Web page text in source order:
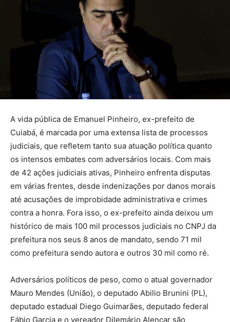
A vida pública de Emanuel Pinheiro, ex-prefeito de
Cuiabá, é marcada por uma extensa lista de processos
judiciais, que refletem tanto sua atuação política quanto
os intensos embates com adversários locais. Com mais
de 42 ações judiciais ativas, Pinheiro enfrenta disputas
em várias frentes, desde indenizações por danos morais
até acusações de improbidade administrativa e crimes
contra a honra. Fora isso, o ex-prefeito ainda deixou um
histórico de mais 100 mil processos judiciais no CNPJ da
prefeitura nos seus 8 anos de mandato, sendo 71 mil
como prefeitura sendo autora e outros 30 mil como ré.
Adversários políticos de peso, como o atual governador
Mauro Mendes (União), o deputado Abilio Brunini (PL),
deputado estadual Diego Guimarães, deputado federal
Fábio Garcia e o vereador Dilemário Alencar são